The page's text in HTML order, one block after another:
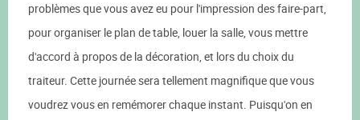
problèmes que vous avez eu pour l'impression des faire-part,
pour organiser le plan de table, louer la salle, vous mettre
d'accord à propos de la décoration, et lors du choix du
traiteur. Cette journée sera tellement magnifique que vous
voudrez vous en remémorer chaque instant. Puisqu'on en